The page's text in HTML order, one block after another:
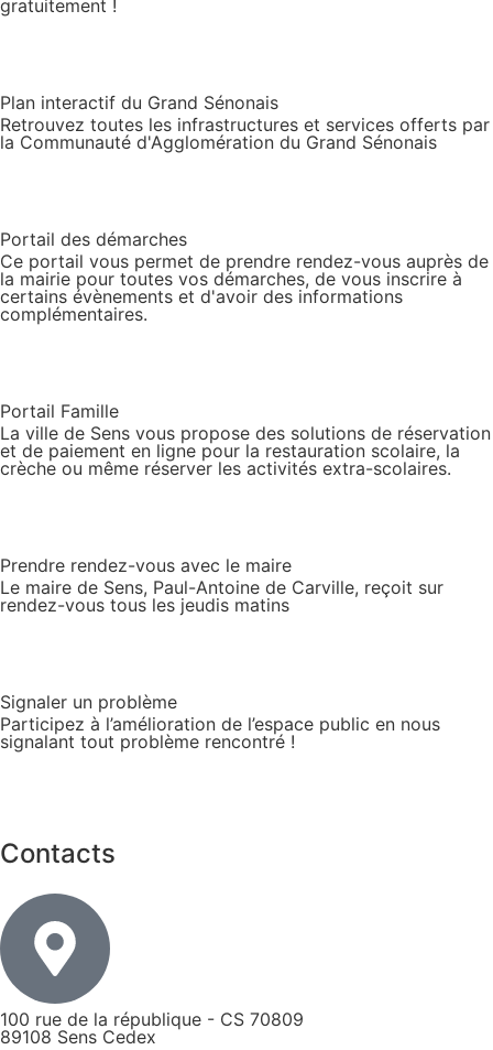
gratuitement !
Plan interactif du Grand Sénonais
Retrouvez toutes les infrastructures et services offerts par
la Communauté d'Agglomération du Grand Sénonais
Portail des démarches
Ce portail vous permet de prendre rendez-vous auprès de
la mairie pour toutes vos démarches, de vous inscrire à
certains évènements et d'avoir des informations
complémentaires.
Portail Famille
La ville de Sens vous propose des solutions de réservation
et de paiement en ligne pour la restauration scolaire, la
crèche ou même réserver les activités extra-scolaires.
Prendre rendez-vous avec le maire
Le maire de Sens, Paul-Antoine de Carville, reçoit sur
rendez-vous tous les jeudis matins
Signaler un problème
Participez à l’amélioration de l’espace public en nous
signalant tout problème rencontré !
Contacts
100 rue de la république - CS 70809
89108 Sens Cedex